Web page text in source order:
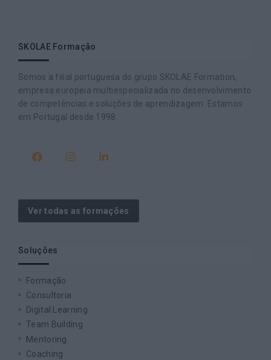
SKOLAE Formação
Somos a filial portuguesa do grupo SKOLAE Formation,
empresa europeia multiespecializada no desenvolvimento
de competências e soluções de aprendizagem. Estamos
em Portugal desde 1998.
Ver todas as formações
Soluções
Formação
Consultoria
Digital Learning
Team Building
Mentoring
Coaching